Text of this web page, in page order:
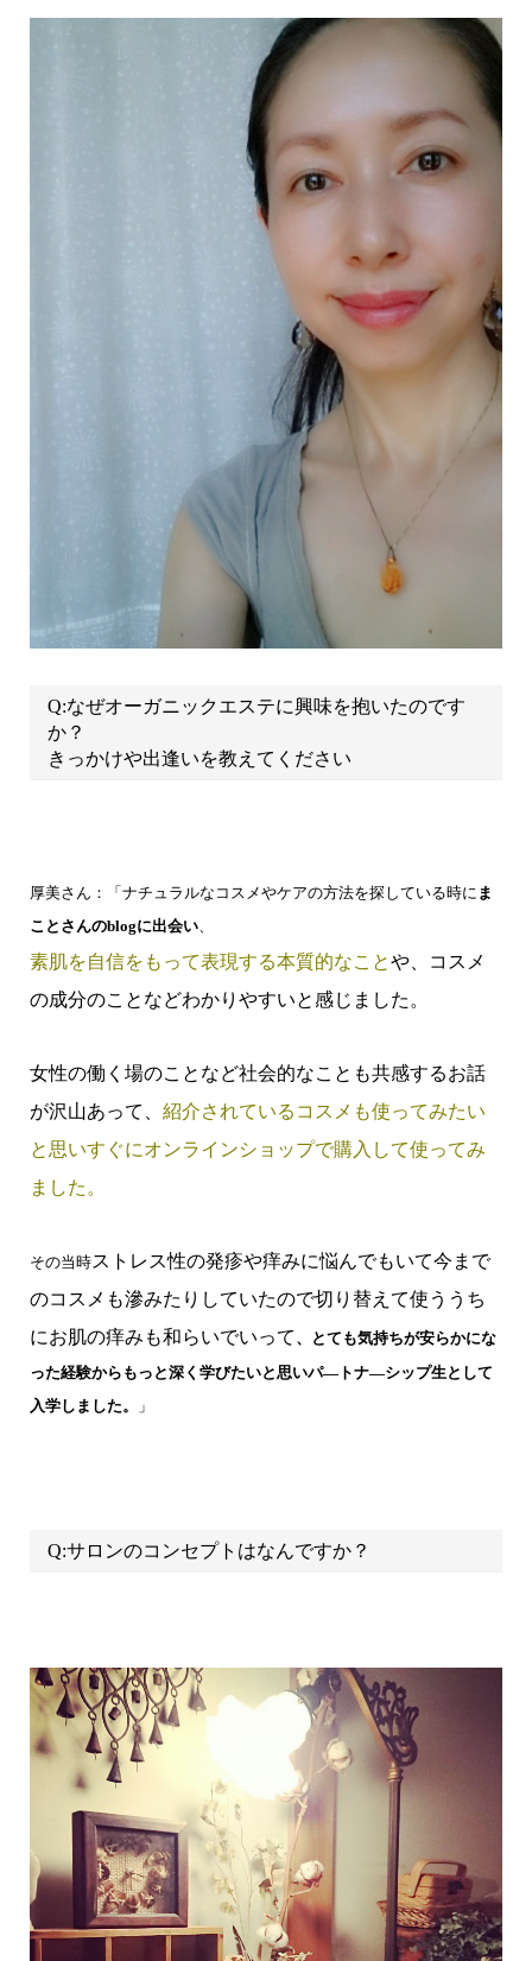
Q:なぜオーガニックエステに興味を抱いたのです
か？
きっかけや出逢いを教えてください
厚美さん：「ナチュラルなコスメやケアの方法を探している時に ま
ことさんのblogに出会い、
素肌を自信をもって表現する本質的なことや、コスメ
の成分のことなどわかりやすいと感じました。
女性の働く場のことなど社会的なことも共感するお話
が沢山あって、 紹介されているコスメも使ってみたい
と思いすぐにオンラインショップで購入して使ってみ
ました。
その当時ストレス性の発疹や痒みに悩んでもいて今まで
のコスメも滲みたりしていたので切り替えて使ううち
にお肌の痒みも和らいでいって 、とても気持ちが安らかにな
った経験からもっと深く学びたいと思いパ―トナ―シップ生として
入学しました。
」
Q:サロンのコンセプトはなんですか？